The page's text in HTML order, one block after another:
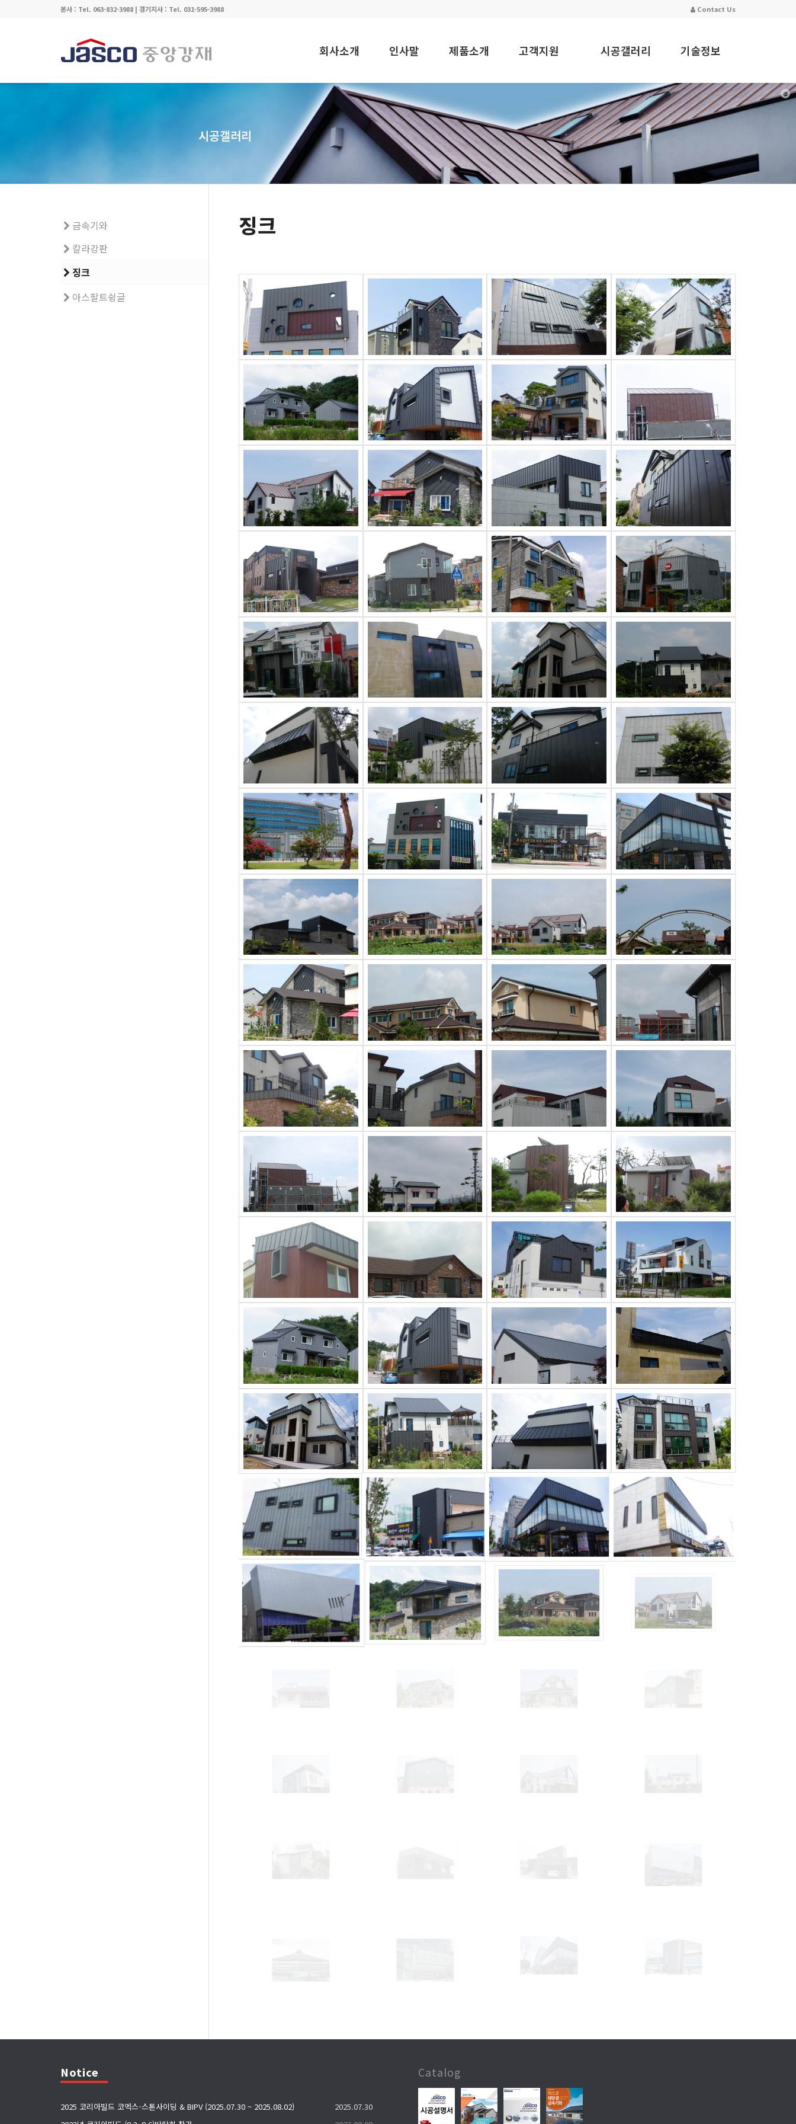
Contact Us
본사 : Tel. 063-832-3988 | 경기지사 : Tel. 031-595-3988
회사소개 인사말 제품소개 고객지원 시공갤러리 기술정보
시공갤러리
징크
금속기와
칼라강판
징크
아스팔트슁글
Notice
2025 코리아빌드 코엑스-스톤사이딩 & BIPV (2025.07.30 ~ 2025.08.02)
2025.07.30
Catalog